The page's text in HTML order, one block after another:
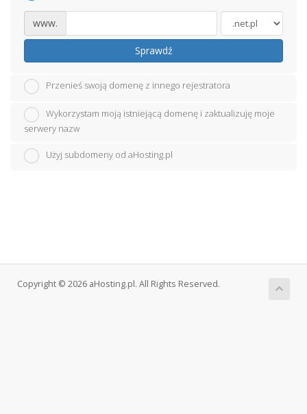
www.
Sprawdź
Przenieś swoją domenę z innego rejestratora
Wykorzystam moją istniejącą domenę i zaktualizuję moje
serwery nazw
Użyj subdomeny od aHosting.pl
Copyright © 2026 aHosting.pl. All Rights Reserved.